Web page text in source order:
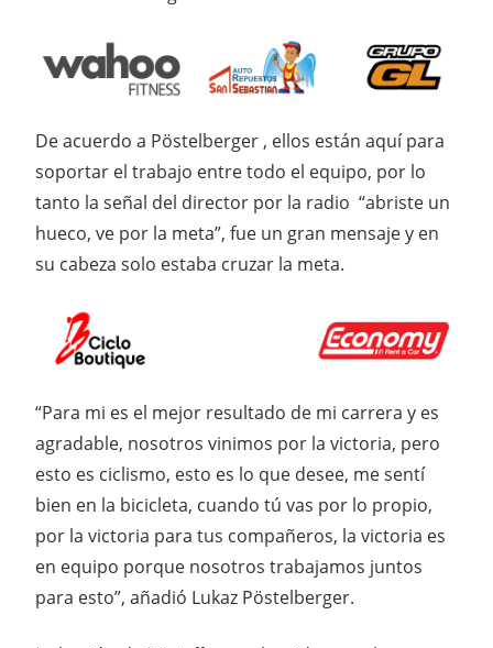
De acuerdo a Pöstelberger , ellos están aquí para
soportar el trabajo entre todo el equipo, por lo
tanto la señal del director por la radio “abriste un
hueco, ve por la meta”, fue un gran mensaje y en
su cabeza solo estaba cruzar la meta.
“Para mi es el mejor resultado de mi carrera y es
agradable, nosotros vinimos por la victoria, pero
esto es ciclismo, esto es lo que desee, me sentí
bien en la bicicleta, cuando tú vas por lo propio,
por la victoria para tus compañeros, la victoria es
en equipo porque nosotros trabajamos juntos
para esto”, añadió Lukaz Pöstelberger.